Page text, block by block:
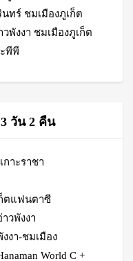
ทร์ ชมเมืองภูเก็ต
พังงา ชมเมืองภูเก็ต
พีพี
วัน 2 คืน
กาะราชา
ก็ตแฟนตาซี
วพังงา
งา-ชมเมือง
World C +